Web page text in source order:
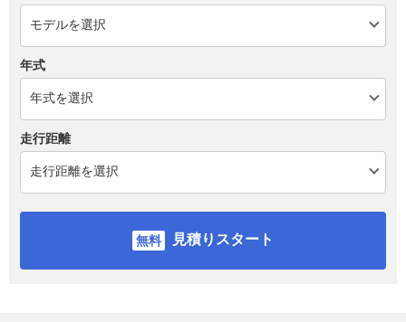
年式
走行距離
見積りスタート